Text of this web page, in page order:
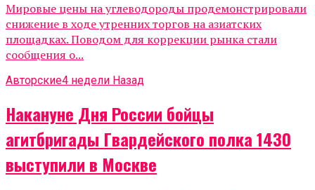
Мировые цены на углеводороды продемонстрировали
снижение в ходе утренних торгов на азиатских
площадках. Поводом для коррекции рынка стали
сообщения о...
Авторские4 недели Назад
Накануне Дня России бойцы
агитбригады Гвардейского полка 1430
выступили в Москве